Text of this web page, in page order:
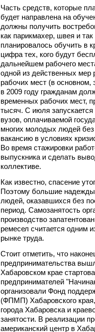
Часть средств, которые
будет направлена на
должны получить
как парикмахер, швея и
планировалось обучить в
цифра тех, кого будут
дальнейшем рабочего
одной из действенных мер
рабочих мест (в основном,
в 2009 году гражданам
временных рабочих мест,
тысяч. С июля запускается
вузов, оплачиваемой
многих молодых людей
вакансию в условиях
Во время стажировки
выпускника и сделать
коллективе.
Как известно, спасение
Поэтому большие надежды
людей, оказавшихся без
период. Самозанятость
производство
ремесел считается одним
рынке труда.
Стоит отметить, что
предпринимательства
Хабаровском крае
предпринимателей
организовали Фонд
(ФПМП) Хабаровского
города Хабаровска и
занятости. В реализации
американский центр в